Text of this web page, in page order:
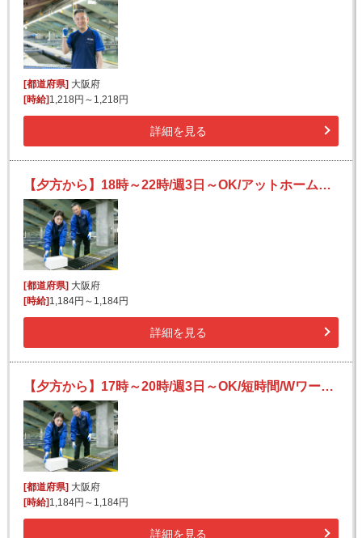
[都道府県] 大阪府
[時給] 1,218円～1,218円
詳細を見る
【夕方から】18時～22時/週3日～OK/アットホームな職場なので未経験者さんも安心/カンタン荷物仕分けのアルバイト
[都道府県]大阪府
[時給]1,184円～1,184円
詳細を見る
【夕方から】17時～20時/週3日～OK/短時間/Wワークにも/未経験歓迎/宅配便の仕分け
[都道府県]大阪府
[時給]1,184円～1,184円
詳細を見る